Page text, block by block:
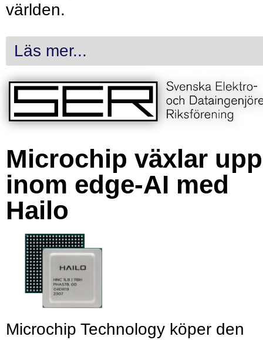
världen.
Läs mer...
Microchip växlar upp
inom edge-AI med
Hailo
Microchip Technology köper den